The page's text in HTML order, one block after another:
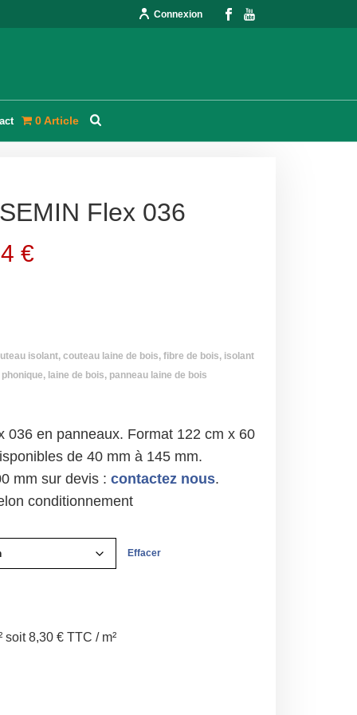
Connexion
0 Article
Flex 036
€
isolant, couteau laine de bois, fibre de bois, isolant
, laine de bois, panneau laine de bois
036 en panneaux. Format 122 cm x 60
de 40 mm à 145 mm.
mm sur devis : contactez nous.
conditionnement
Effacer
soit 8,30 € TTC / m²